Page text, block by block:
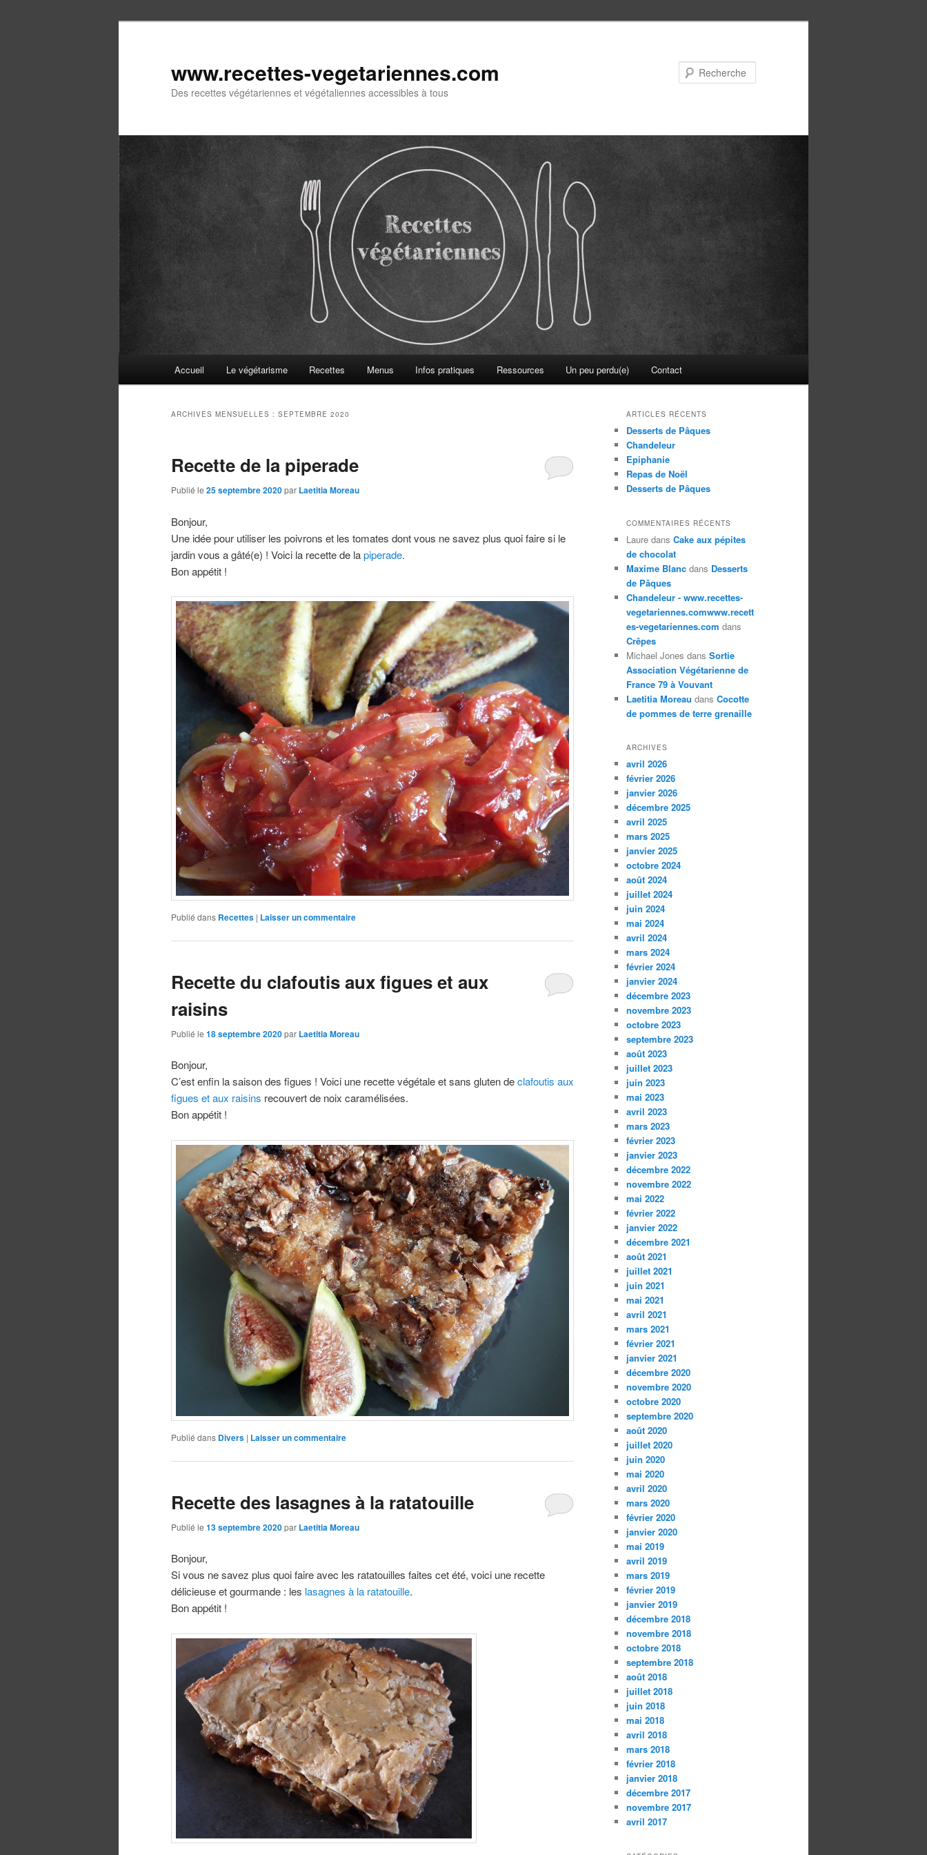
www.recettes-vegetariennes.com
Des recettes végétariennes et végétaliennes accessibles à tous
Accueil Le végétarisme Recettes Menus Infos pratiques Ressources Un peu perdu(e) Contact
ARCHIVES MENSUELLES : SEPTEMBRE 2020
Recette de la piperade
Publié le 25 septembre 2020par Laetitia Moreau
Bonjour,
Une idée pour utiliser les poivrons et les tomates dont vous ne savez plus quoi faire si le
jardin vous a gâté(e) ! Voici la recette de lapiperade.
Bon appétit !
Publié dans Recettes | Laisser un commentaire
Recette du clafoutis aux figues et aux
raisins
Publié le 18 septembre 2020par Laetitia Moreau
Bonjour,
C’est enfin la saison des figues ! Voici une recette végétale et sans gluten declafoutis aux
figues et aux raisins recouvert de noix caramélisées.
Bon appétit !
Publié dans Divers | Laisser un commentaire
Recette des lasagnes à la ratatouille
Publié le 13 septembre 2020par Laetitia Moreau
Bonjour,
Si vous ne savez plus quoi faire avec les ratatouilles faites cet été, voici une recette
délicieuse et gourmande : les lasagnes à la ratatouille.
Bon appétit !
ARTICLES RÉCENTS
Desserts de Pâques
Chandeleur
Epiphanie
Repas de Noël
Desserts de Pâques
COMMENTAIRES RÉCENTS
Laure dans Cake aux pépites
de chocolat
Maxime Blanc dans Desserts
de Pâques
Chandeleur - www.recettes-
vegetariennes.comwww.recett
es-vegetariennes.com dans
Crêpes
Michael Jones dans Sortie
Association Végétarienne de
France 79 à Vouvant
Laetitia Moreau dans Cocotte
de pommes de terre grenaille
ARCHIVES
avril 2026
février 2026
janvier 2026
décembre 2025
avril 2025
mars 2025
janvier 2025
octobre 2024
août 2024
juillet 2024
juin 2024
mai 2024
avril 2024
mars 2024
février 2024
janvier 2024
décembre 2023
novembre 2023
octobre 2023
septembre 2023
août 2023
juillet 2023
juin 2023
mai 2023
avril 2023
mars 2023
février 2023
janvier 2023
décembre 2022
novembre 2022
mai 2022
février 2022
janvier 2022
décembre 2021
août 2021
juillet 2021
juin 2021
mai 2021
avril 2021
mars 2021
février 2021
janvier 2021
décembre 2020
novembre 2020
octobre 2020
septembre 2020
août 2020
juillet 2020
juin 2020
mai 2020
avril 2020
mars 2020
février 2020
janvier 2020
mai 2019
avril 2019
mars 2019
février 2019
janvier 2019
décembre 2018
novembre 2018
octobre 2018
septembre 2018
août 2018
juillet 2018
juin 2018
mai 2018
avril 2018
mars 2018
février 2018
janvier 2018
décembre 2017
novembre 2017
avril 2017